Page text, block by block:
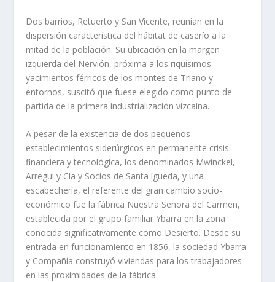
Dos barrios, Retuerto y San Vicente, reuní­an en la
dispersión caracterí­stica del hábitat de caserí­o a la
mitad de la población. Su ubicación en la margen
izquierda del Nervión, próxima a los riquí­simos
yacimientos férricos de los montes de Triano y
entornos, suscitó que fuese elegido como punto de
partida de la primera industrialización vizcaí­na.
A pesar de la existencia de dos pequeños
establecimientos siderúrgicos en permanente crisis
financiera y tecnológica, los denominados Mwinckel,
Arregui y Cí­a y Socios de Santa ígueda, y una
escabecherí­a, el referente del gran cambio socio-
económico fue la fábrica Nuestra Señora del Carmen,
establecida por el grupo familiar Ybarra en la zona
conocida significativamente como Desierto. Desde su
entrada en funcionamiento en 1856, la sociedad Ybarra
y Compañí­a construyó viviendas para los trabajadores
en las proximidades de la fábrica.